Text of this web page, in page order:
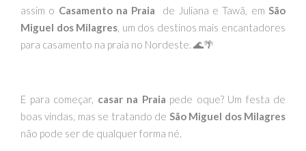
assim o Casamento na Praia de Juliana e Tawã, emSão
Miguel dos Milagres, um dos destinos mais encantadores
para casamento na praia no Nordeste. 🌊🌴
E para começar, casar na Praia pede oque? Um festa de
boas vindas, mas se tratando de São Miguel dos Milagres
não pode ser de qualquer forma né.